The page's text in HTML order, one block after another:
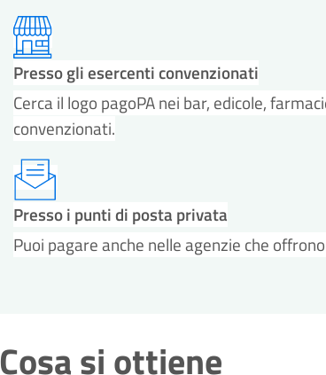
Presso gli esercenti convenzionati
Cerca il logo pagoPA nei bar, edicole,
convenzionati.
Presso i punti di posta privata
Puoi pagare anche nelle agenzie che
Cosa si ottiene